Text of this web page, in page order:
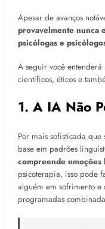
Apesar de avanços
provavelmente nunca
psicólogas e
A seguir você
científicos, éticos e
1. A IA Não
Por mais sofisticada
base em padrões
compreende
psicoterapia, isso pode
alguém em sofrimento e
programadas